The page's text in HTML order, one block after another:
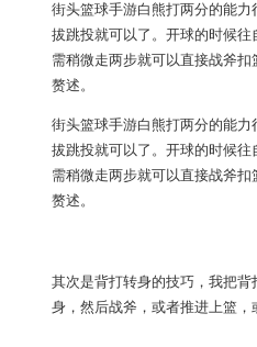
街头篮球手游白熊打两分的能
拔跳投就可以了。开球的时候
需稍微走两步就可以直接战斧
赘述。
街头篮球手游白熊打两分的能
拔跳投就可以了。开球的时候
需稍微走两步就可以直接战斧
赘述。
其次是背打转身的技巧，我把
身，然后战斧，或者推进上篮，